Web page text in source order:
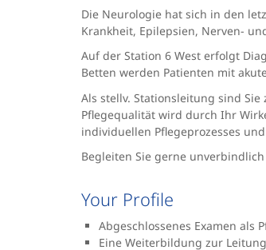
Die Neurologie hat sich in den
Krankheit, Epilepsien, Nerven-
Auf der Station 6 West erfolgt
Betten werden Patienten mit
Als stellv. Stationsleitung sind
Pflegequalität wird durch Ihr
individuellen Pflegeprozesses
Begleiten Sie gerne
Your Profile
Abgeschlossenes Examen als
Eine Weiterbildung zur